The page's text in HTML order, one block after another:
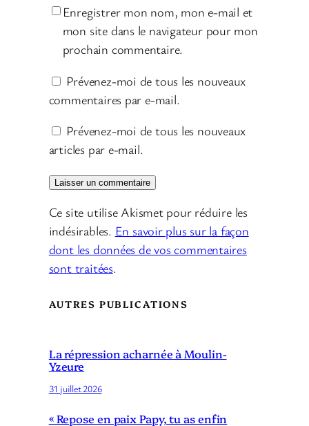
Enregistrer mon nom, mon e-mail et
mon site dans le navigateur pour mon
prochain commentaire.
Prévenez-moi de tous les nouveaux
commentaires par e-mail.
Prévenez-moi de tous les nouveaux
articles par e-mail.
Ce site utilise Akismet pour réduire les
indésirables. En savoir plus sur la façon
dont les données de vos commentaires
sont traitées.
AUTRES PUBLICATIONS
La répression acharnée à Moulin-
Yzeure
31 juillet 2026
« Repose en paix Papy, tu as enfin